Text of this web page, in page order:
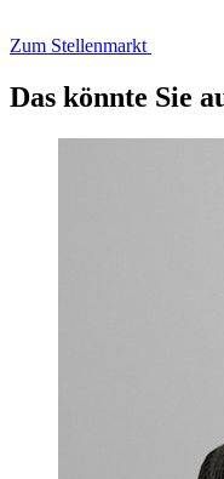
Zum Stellenmarkt
Das könnte Sie